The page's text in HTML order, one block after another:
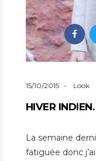
15/10/2015 Look
HIVER INDIEN.
La semaine
fatiguée donc